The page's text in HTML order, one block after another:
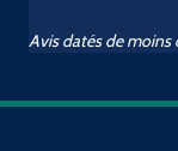
Avis datés de moins